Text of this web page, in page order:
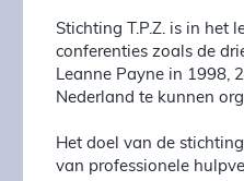
Stichting T.P.Z. is in het
conferenties zoals de
Leanne Payne in 1998,
Nederland te kunnen
Het doel van de
van professionele